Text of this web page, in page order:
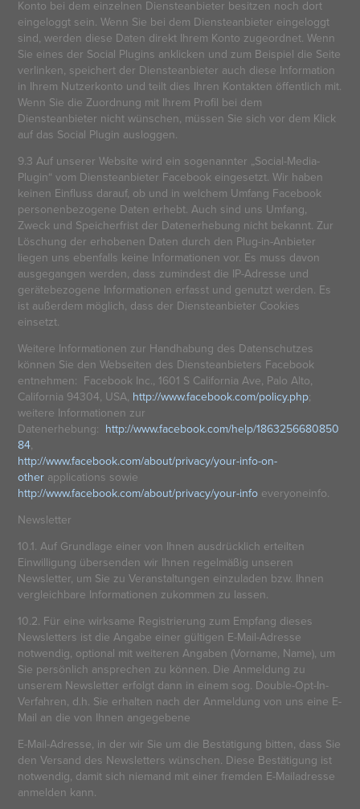
Konto bei dem einzelnen Diensteanbieter besitzen noch dort
eingeloggt sein. Wenn Sie bei dem Diensteanbieter eingeloggt
sind, werden diese Daten direkt Ihrem Konto zugeordnet. Wenn
Sie eines der Social Plugins anklicken und zum Beispiel die Seite
verlinken, speichert der Diensteanbieter auch diese Information
in Ihrem Nutzerkonto und teilt dies Ihren Kontakten öffentlich mit.
Wenn Sie die Zuordnung mit Ihrem Profil bei dem
Diensteanbieter nicht wünschen, müssen Sie sich vor dem Klick
auf das Social Plugin ausloggen.
9.3 Auf unserer Website wird ein sogenannter „Social-Media-
Plugin“ vom Diensteanbieter Facebook eingesetzt. Wir haben
keinen Einfluss darauf, ob und in welchem Umfang Facebook
personenbezogene Daten erhebt. Auch sind uns Umfang,
Zweck und Speicherfrist der Datenerhebung nicht bekannt. Zur
Löschung der erhobenen Daten durch den Plug-in-Anbieter
liegen uns ebenfalls keine Informationen vor. Es muss davon
ausgegangen werden, dass zumindest die IP-Adresse und
gerätebezogene Informationen erfasst und genutzt werden. Es
ist außerdem möglich, dass der Diensteanbieter Cookies
einsetzt.
Weitere Informationen zur Handhabung des Datenschutzes
können Sie den Webseiten des Diensteanbieters Facebook
entnehmen: Facebook Inc., 1601 S California Ave, Palo Alto,
California 94304, USA, http://www.facebook.com/policy.php;
weitere Informationen zur
Datenerhebung: http://www.facebook.com/help/1863256680850
84,
http://www.facebook.com/about/privacy/your-info-on-
other applications sowie
http://www.facebook.com/about/privacy/your-info everyoneinfo.
Newsletter
10.1. Auf Grundlage einer von Ihnen ausdrücklich erteilten
Einwilligung übersenden wir Ihnen regelmäßig unseren
Newsletter, um Sie zu Veranstaltungen einzuladen bzw. Ihnen
vergleichbare Informationen zukommen zu lassen.
10.2. Für eine wirksame Registrierung zum Empfang dieses
Newsletters ist die Angabe einer gültigen E-Mail-Adresse
notwendig, optional mit weiteren Angaben (Vorname, Name), um
Sie persönlich ansprechen zu können. Die Anmeldung zu
unserem Newsletter erfolgt dann in einem sog. Double-Opt-In-
Verfahren, d.h. Sie erhalten nach der Anmeldung von uns eine E-
Mail an die von Ihnen angegebene
E-Mail-Adresse, in der wir Sie um die Bestätigung bitten, dass Sie
den Versand des Newsletters wünschen. Diese Bestätigung ist
notwendig, damit sich niemand mit einer fremden E-Mailadresse
anmelden kann.